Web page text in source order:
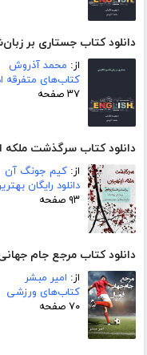
دانلود کتاب جستاری بر
از: محمد آذروش
کتاب‌های متفرقه
۳۷ صفحه
دانلود کتاب سرگذشت ملکه
از: کیم جونگ آن
دانلود رایگان
۹۳ صفحه
دانلود کتاب مرجع جام
از: امیر مبشر
کتاب‌های ورزشی
۷۰ صفحه